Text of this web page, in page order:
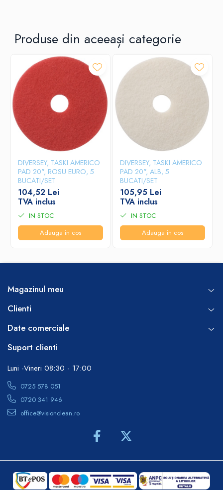
Produse din aceeași categorie
DIVERSEY, TASKI AMERICO
PAD 20", ROSU EURO, 5
BUCATI/SET
104,52 Lei
TVA inclus
IN STOC
Adauga in cos
DIVERSEY, TASKI AMERICO
PAD 20", ALB, 5
BUCATI/SET
105,95 Lei
TVA inclus
IN STOC
Adauga in cos
Magazinul meu
Clienti
Date comerciale
Suport clienti
Luni -Vineri 08:30 - 17:00
0725 578 051
0720 341 946
office@visionclean.ro